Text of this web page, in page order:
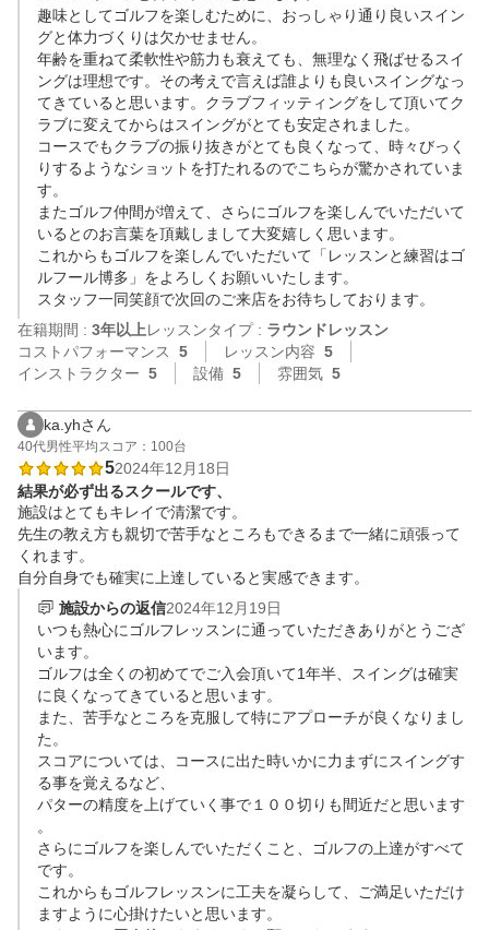
趣味としてゴルフを楽しむために、おっしゃり通り良いスイン
グと体力づくりは欠かせません。
年齢を重ねて柔軟性や筋力も衰えても、無理なく飛ばせるスイ
ングは理想です。その考えで言えば誰よりも良いスイングなっ
てきていると思います。クラブフィッティングをして頂いてク
ラブに変えてからはスイングがとても安定されました。
コースでもクラブの振り抜きがとても良くなって、時々びっく
りするようなショットを打たれるのでこちらが驚かされていま
す。
またゴルフ仲間が増えて、さらにゴルフを楽しんでいただいて
いるとのお言葉を頂戴しまして大変嬉しく思います。
これからもゴルフを楽しんでいただいて「レッスンと練習はゴ
ルフール博多」をよろしくお願いいたします。
スタッフ一同笑顔で次回のご来店をお待ちしております。
在籍期間 : 3年以上レッスンタイプ : ラウンドレッスン
コストパフォーマンス
5 レッスン内容 5
インストラクター 5 設備 5 雰囲気 5
ka.yhさん
40代男性平均スコア：100台
52024年12月18日
結果が必ず出るスクールです、
施設はとてもキレイで清潔です。
先生の教え方も親切で苦手なところもできるまで一緒に頑張って
くれます。
自分自身でも確実に上達していると実感できます。
施設からの返信2024年12月19日
いつも熱心にゴルフレッスンに通っていただきありがとうござ
います。
ゴルフは全くの初めてでご入会頂いて1年半、スイングは確実
に良くなってきていると思います。
また、苦手なところを克服して特にアプローチが良くなりまし
た。
スコアについては、コースに出た時いかに力まずにスイングす
る事を覚えるなど、
パターの精度を上げていく事で１００切りも間近だと思います
。
さらにゴルフを楽しんでいただくこと、ゴルフの上達がすべて
です。
これからもゴルフレッスンに工夫を凝らして、ご満足いただけ
ますように心掛けたいと思います。